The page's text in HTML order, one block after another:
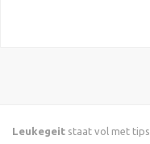
Leukegeit staat vol met tips